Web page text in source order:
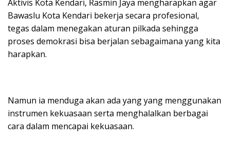
Aktivis Kota Kendari, Rasmin Jaya mengharapkan agar
Bawaslu Kota Kendari bekerja secara profesional,
tegas dalam menegakan aturan pilkada sehingga
proses demokrasi bisa berjalan sebagaimana yang kita
harapkan.
Namun ia menduga akan ada yang yang menggunakan
instrumen kekuasaan serta menghalalkan berbagai
cara dalam mencapai kekuasaan.